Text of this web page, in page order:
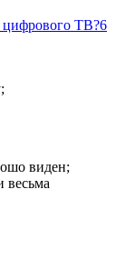
цифрового ТВ?6
виден;
весьма